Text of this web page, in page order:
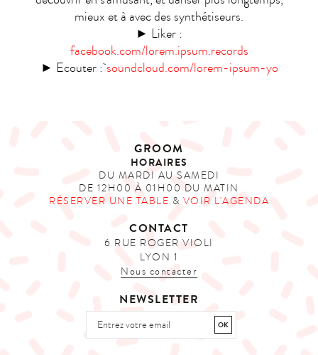
mieux et à avec des synthétiseurs.
► Liker :
facebook.com/lorem.ipsum.records
► Ecouter :soundcloud.com/lorem-ipsum-yo
GROOM
HORAIRES
DU MARDI AU SAMEDI
DE 12H00 À 01H00 DU MATIN
RÉSERVER UNE TABLE & VOIR L'AGENDA
CONTACT
6 RUE ROGER VIOLI
LYON 1
Nous contacter
NEWSLETTER